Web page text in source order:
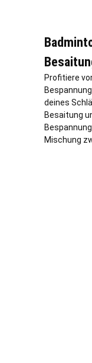
Profitiere
deines
Besaitung
Mischung